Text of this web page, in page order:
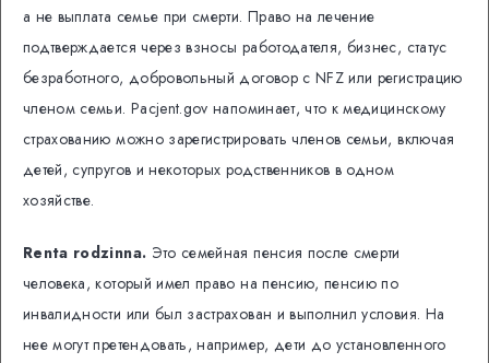
а не выплата семье при смерти. Право на лечение
подтверждается через взносы работодателя, бизнес, статус
безработного, добровольный договор с NFZ или регистрацию
членом семьи. Pacjent.gov напоминает, что к медицинскому
страхованию можно зарегистрировать членов семьи, включая
детей, супругов и некоторых родственников в одном
хозяйстве.
Renta rodzinna. Это семейная пенсия после смерти
человека, который имел право на пенсию, пенсию по
инвалидности или был застрахован и выполнил условия. На
нее могут претендовать, например, дети до установленного